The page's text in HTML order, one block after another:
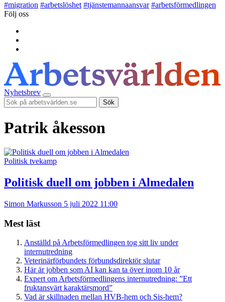
#migration #arbetslöshet #tjänstemannaansvar #arbetsförmedlingen
Följ oss
Nyhetsbrev
Sök
Patrik åkesson
Politisk tvekamp
Politisk duell om jobben i Almedalen
Simon Markusson 5 juli 2022 11:00
Mest läst
Anställd på Arbetsförmedlingen tog sitt liv under
internutredning
Veterinärförbundets förbundsdirektör slutar
Här är jobben som AI kan kan ta över inom 10 år
Expert om Arbetsförmedlingens internutredning: ”Ett
fruktansvärt karaktärsmord”
Vad är skillnaden mellan HVB-hem och Sis-hem?